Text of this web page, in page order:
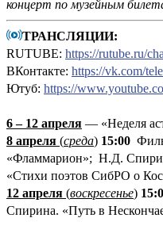
концерт по музейным
ТРАНСЛЯЦИИ:
RUTUBE: https://rutube.ru/
ВКонтакте: https://vk.com/
Ютуб: https://
6 – 12 апреля — «Неделя
8 апреля (среда) 15:00
«Фламмарион»; Н.Д.
«Стихи поэтов СибРО о
12 апреля (воскресенье)
Спирина. «Путь в